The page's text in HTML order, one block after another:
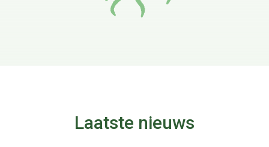
Laatste nieuws